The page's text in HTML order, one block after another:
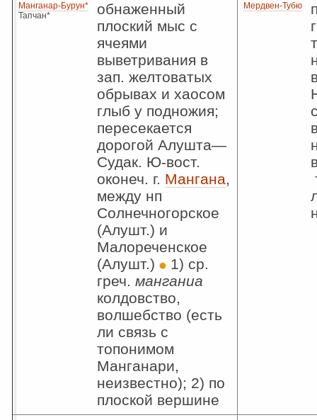
Манганар-Бурун*
Тапчан*
обнаженный
плоский мыс с
ячеями
выветривания в
зап. желтоватых
обрывах и хаосом
глыб у подножия;
пересекается
дорогой Алушта—
Судак. Ю-вост.
оконеч. г. Мангана,
между нп
Солнечногорское
(Алушт.) и
Малореченское
(Алушт.)
1) ср.
греч. манганиа
колдовство,
волшебство (есть
ли связь с
топонимом
Манганари,
неизвестно); 2) по
плоской вершине
Мердвен-Тубю